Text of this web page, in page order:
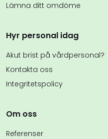
Lämna ditt omdöme
Hyr personal idag
Akut brist på vårdpersonal?
Kontakta oss
Integritetspolicy
Om oss
Referenser